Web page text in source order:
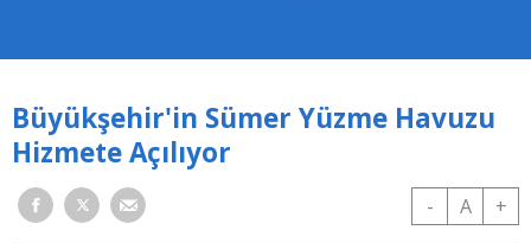
Büyükşehir'in Sümer Yüzme Havuzu
Hizmete Açılıyor
- A +